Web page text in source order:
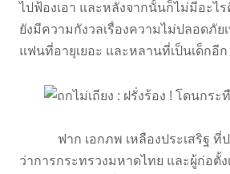
ไปฟ้องเอา และหลังจากนั้นก็ไม่มีอะไ
ยังมีความกังวลเรื่องความไม่ปลอดภั
แฟนที่อายุเยอะ และหลานที่เป็นเด็กอี
ฟาก เอกภพ เหลืองประเสริฐ ที่ป
ว่าการกระทรวงมหาดไทย และผู้ก่อตั้